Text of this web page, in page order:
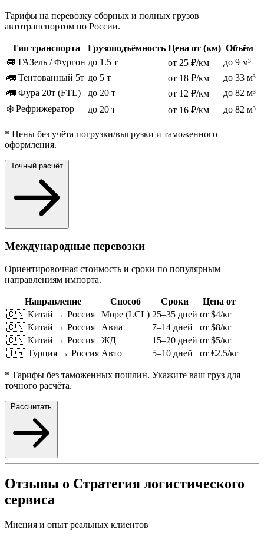
Тарифы на перевозку сборных и полных грузов
автотранспортом по России.
Тип транспорта Грузоподъёмность Цена от (км) Объём
🚐 ГАЗель / Фургон до 1.5 т от 25 ₽/км
до 9 м³
🚛 Тентованный 5т до 5 т от 18 ₽/км
до 33 м³
🚛 Фура 20т (FTL)
до 20 т от 12 ₽/км
до 82 м³
❄️ Рефрижератор
до 20 т от 16 ₽/км до 82 м³
* Цены без учёта погрузки/выгрузки и таможенного
оформления.
Точный расчёт
Международные перевозки
Ориентировочная стоимость и сроки по популярным
направлениям импорта.
Направление Способ Сроки
Цена от
🇨🇳 Китай → Россия
Море (LCL) 25–35 дней от $4/кг
🇨🇳 Китай → Россия
Авиа 7–14 дней
от $8/кг
🇨🇳 Китай → Россия
ЖД 15–20 дней от $5/кг
🇹🇷 Турция → Россия Авто 5–10 дней от €2.5/кг
* Тарифы без таможенных пошлин. Укажите ваш груз для
точного расчёта.
Рассчитать
Отзывы о Стратегия логистического
сервиса
Мнения и опыт реальных клиентов